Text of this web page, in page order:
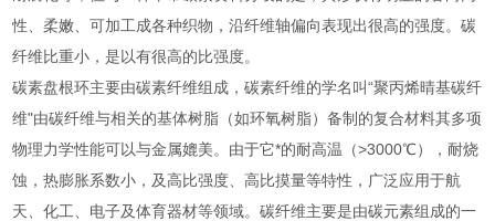
性、柔嫩、可加工成各种织物，沿纤维轴偏向表现出很高的强度。碳
纤维比重小，是以有很高的比强度。
碳素盘根环主要由碳素纤维组成，碳素纤维的学名叫“聚丙烯晴基碳纤
维"由碳纤维与相关的基体树脂（如环氧树脂）备制的复合材料其多项
物理力学性能可以与金属媲美。由于它*的耐高温（>3000℃），耐烧
蚀，热膨胀系数小，及高比强度、高比摸量等特性，广泛应用于航
天、化工、电子及体育器材等领域。碳纤维主要是由碳元素组成的一